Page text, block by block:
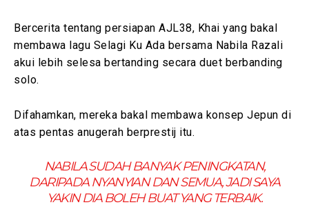
Bercerita tentang persiapan AJL38, Khai yang bakal
membawa lagu Selagi Ku Ada bersama Nabila Razali
akui lebih selesa bertanding secara duet berbanding
solo.
Difahamkan, mereka bakal membawa konsep Jepun di
atas pentas anugerah berprestij itu.
NABILA SUDAH BANYAK PENINGKATAN,
DARIPADA NYANYIAN DAN SEMUA, JADI SAYA
YAKIN DIA BOLEH BUAT YANG TERBAIK.